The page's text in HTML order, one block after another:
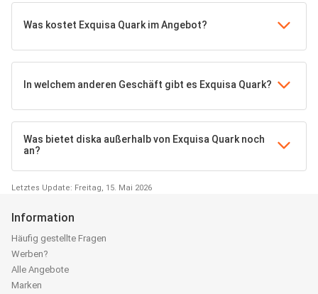
Was kostet Exquisa Quark im Angebot?
In welchem anderen Geschäft gibt es Exquisa Quark?
Was bietet diska außerhalb von Exquisa Quark noch
an?
Letztes Update: Freitag, 15. Mai 2026
Information
Häufig gestellte Fragen
Werben?
Alle Angebote
Marken